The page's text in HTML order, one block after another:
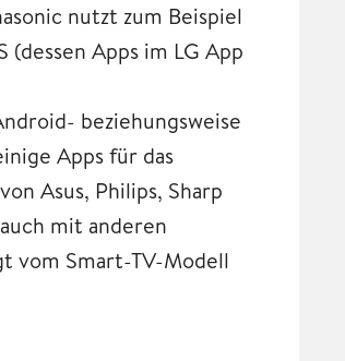
nutzt zum Beispiel
Apps im LG App
beziehungsweise
Apps für das
Asus, Philips, Sharp
mit anderen
vom Smart-TV-Modell